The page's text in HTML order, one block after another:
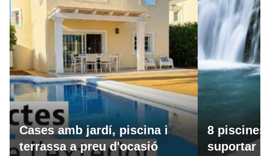
Cases amb jardí, piscina i
terrassa a preu d'ocasió
8 piscines
suportar